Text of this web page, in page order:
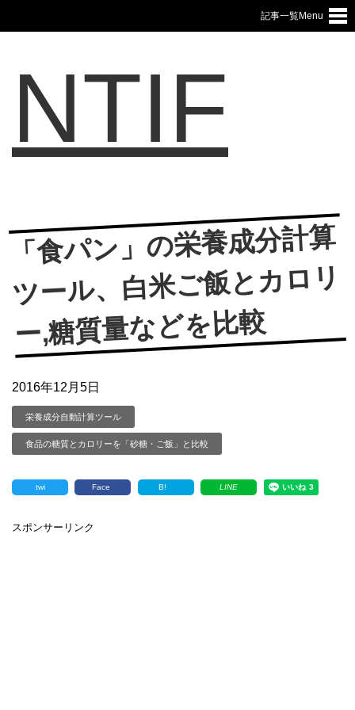
NTIF
記事一覧Menu
「食パン」の栄養成分計算
ツール、白米ご飯とカロリ
ー,糖質量などを比較
2016年12月5日
栄養成分自動計算ツール
食品の糖質とカロリーを「砂糖・ご飯」と比較
twi Face B! LINE
スポンサーリンク